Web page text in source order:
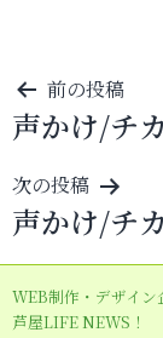
投
稿
ナ
ビ
ゲ
ー
シ
前の投稿
声かけ/チ
次の投稿
声かけ/チ
WEB制作・デザイン
芦屋LIFE NEWS！